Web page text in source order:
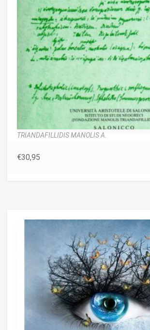
TRIANDAFILLIDIS MANOLIS A.
€30,95